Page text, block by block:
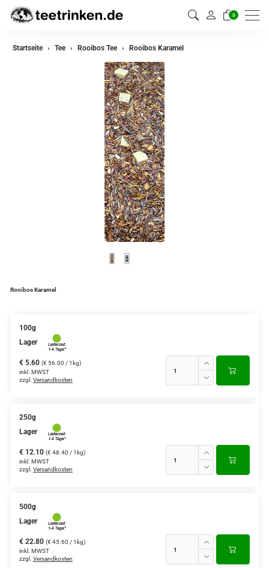
0
zurück
Verschiedene Anbaugebiete
Yogi - und Beuteltee
Aromatisierter Grüntee
Aromatisierter Schwarztee
Startseite Tee Rooibos Tee Rooibos Karamel
Rooibos Karamel
100g
Lager
€ 5.60 (€ 56.00 / 1kg)
inkl. MWST
zzgl. Versandkosten
250g
Lager
€ 12.10 (€ 48.40 / 1kg)
inkl. MWST
zzgl. Versandkosten
500g
Lager
€ 22.80 (€ 45.60 / 1kg)
inkl. MWST
zzgl. Versandkosten